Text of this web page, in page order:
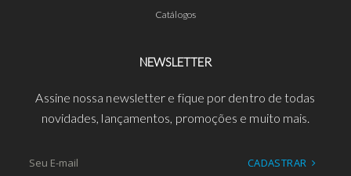
Catálogos
NEWSLETTER
Assine nossa newsletter e fique por dentro de todas
novidades, lançamentos, promoções e muito mais.
CADASTRAR